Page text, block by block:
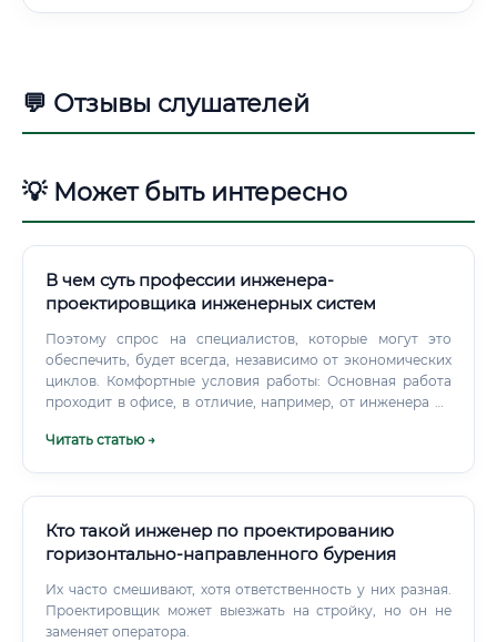
💬 Отзывы слушателей
💡 Может быть интересно
В чем суть профессии инженера-
проектировщика инженерных систем
Поэтому спрос на специалистов, которые могут это
обеспечить, будет всегда, независимо от экономических
циклов. Комфортные условия работы: Основная работа
проходит в офисе, в отличие, например, от инженера на
погодных условиях. Высокий потенциал для роста:
привлекательной для амбициозных людей.
Читать статью →
Кто такой инженер по проектированию
горизонтально-направленного бурения
Их часто смешивают, хотя ответственность у них разная.
Проектировщик может выезжать на стройку, но он не
заменяет оператора.